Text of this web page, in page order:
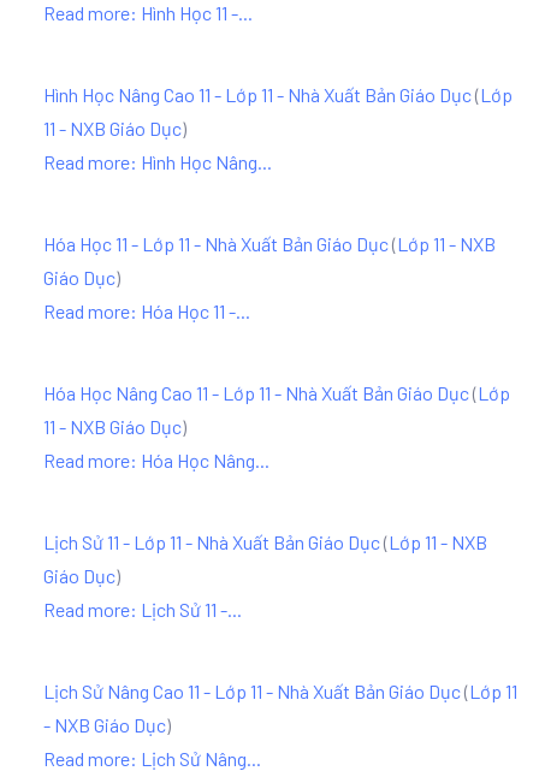
Read more: Hình Học 11 -...
Hình Học Nâng Cao 11 - Lớp 11 - Nhà Xuất Bản Giáo Dục(Lớp
11 - NXB Giáo Dục)
Read more: Hình Học Nâng...
Hóa Học 11 - Lớp 11 - Nhà Xuất Bản Giáo Dục(Lớp 11 - NXB
Giáo Dục)
Read more: Hóa Học 11 -...
Hóa Học Nâng Cao 11 - Lớp 11 - Nhà Xuất Bản Giáo Dục(Lớp
11 - NXB Giáo Dục)
Read more: Hóa Học Nâng...
Lịch Sử 11 - Lớp 11 - Nhà Xuất Bản Giáo Dục(Lớp 11 - NXB
Giáo Dục)
Read more: Lịch Sử 11 -...
Lịch Sử Nâng Cao 11 - Lớp 11 - Nhà Xuất Bản Giáo Dục(Lớp 11
- NXB Giáo Dục)
Read more: Lịch Sử Nâng...